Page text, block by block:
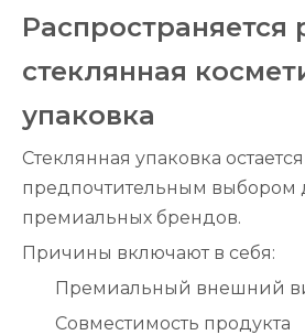
Распространяется
стеклянная
упаковка
Стеклянная упаковка остается
предпочтительным выбором
премиальных брендов.
Причины включают в себя:
Премиальный внешний
Совместимость продукта